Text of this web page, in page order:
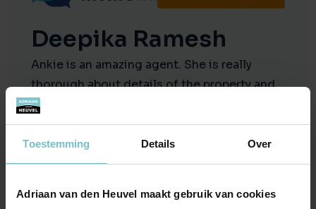
Toestemming Details Over
Adriaan van den Heuvel maakt gebruik van cookies
Deepika Ramesh
Ankie is an amazing agent. She is really
thorough about details of the property and
this made me feel very comfortable as a first
time buyer. If you want to be guided by the
best in the market, go to Ankie!